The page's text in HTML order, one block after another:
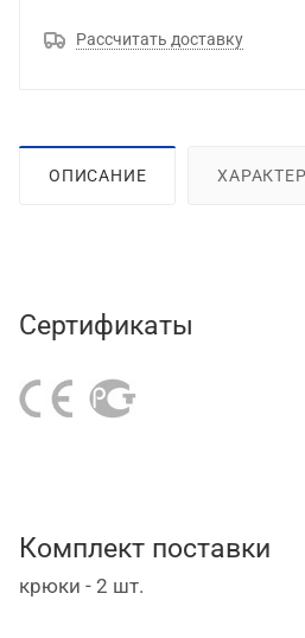
Рассчитать доставку
ОПИСАНИЕ
Сертификаты
Комплект поставки
крюки - 2 шт.